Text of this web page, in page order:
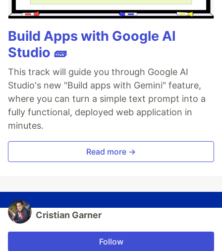
Build Apps with Google AI
Studio 🧱
This track will guide you through Google AI
Studio's new "Build apps with Gemini" feature,
where you can turn a simple text prompt into a
fully functional, deployed web application in
minutes.
Read more →
Cristian Garner
Follow